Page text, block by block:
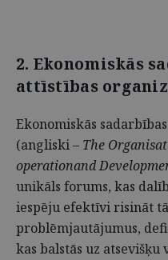
2. Ekonomiskās
attīstības
Ekonomiskās
(angliski – The
operationand
unikāls forums, kas
iespēju efektīvi risināt
problēmjautājumus,
kas balstās uz